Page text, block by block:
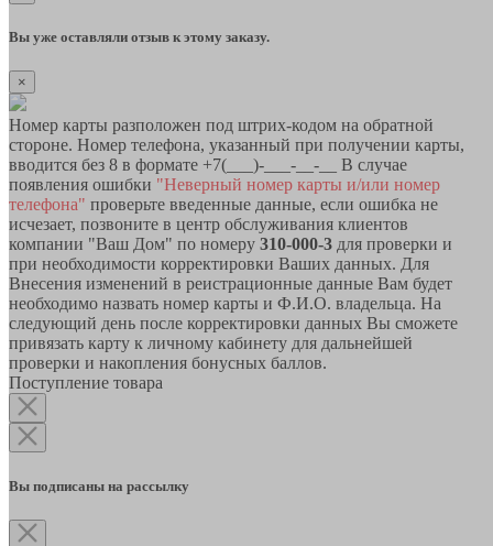
Вы уже оставляли отзыв к этому заказу.
×
Номер карты разположен под штрих-кодом на обратной
стороне. Номер телефона, указанный при получении карты,
вводится без 8 в формате +7(___)-___-__-__ В случае
появления ошибки "Неверный номер карты и/или номер
телефона" проверьте введенные данные, если ошибка не
исчезает, позвоните в центр обслуживания клиентов
компании "Ваш Дом" по номеру 310-000-3 для проверки и
при необходимости корректировки Ваших данных. Для
Внесения изменений в реистрационные данные Вам будет
необходимо назвать номер карты и Ф.И.О. владельца. На
следующий день после корректировки данных Вы сможете
привязать карту к личному кабинету для дальнейшей
проверки и накопления бонусных баллов.
Поступление товара
Вы подписаны на рассылку